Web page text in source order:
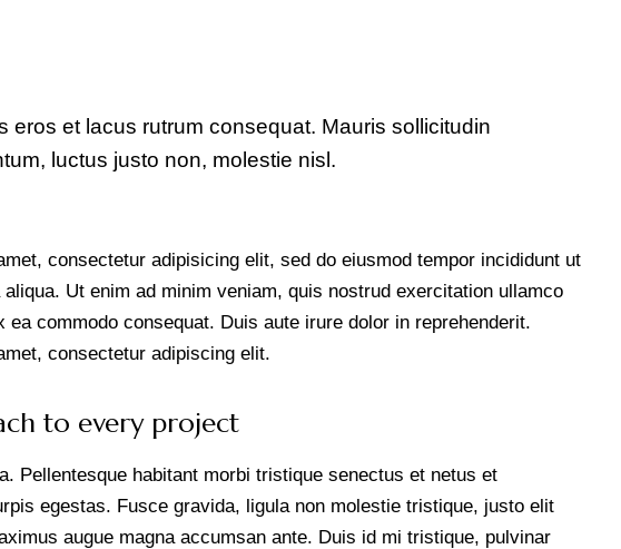
eros et lacus rutrum consequat. Mauris sollicitudin
luctus justo non, molestie nisl.
consectetur adipisicing elit, sed do eiusmod tempor incididunt ut
aliqua. Ut enim ad minim veniam, quis nostrud exercitation ullamco
ea commodo consequat. Duis aute irure dolor in reprehenderit.
consectetur adipiscing elit.
to every project
Pellentesque habitant morbi tristique senectus et netus et
egestas. Fusce gravida, ligula non molestie tristique, justo elit
augue magna accumsan ante. Duis id mi tristique, pulvinar